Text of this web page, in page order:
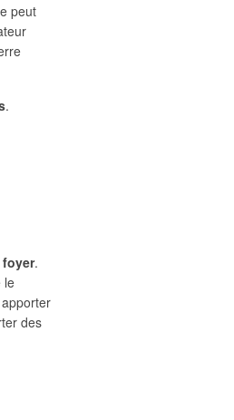
peut
.
foyer.
le
des